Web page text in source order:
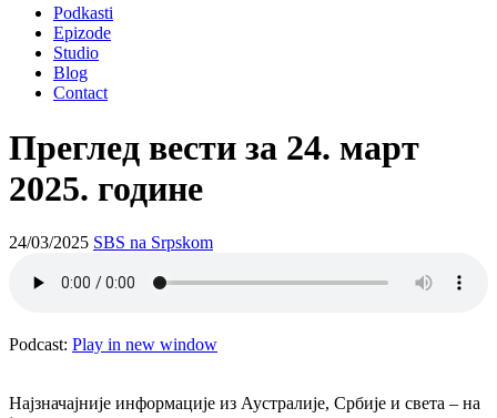
Podkasti
Epizode
Studio
Blog
Contact
Преглед вести за 24. март
2025. године
24/03/2025 SBS na Srpskom
Podcast: Play in new window
Најзначајније информације из Аустралије, Србије и света – на